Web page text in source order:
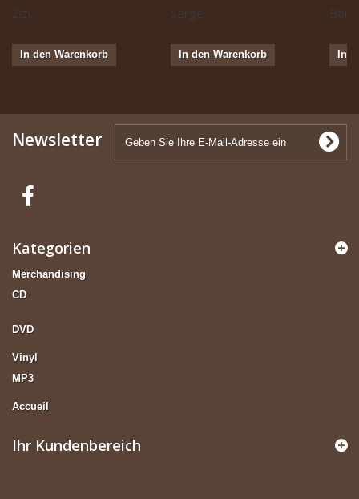
Zizi...
In den Warenkorb
Serge...
In den Warenkorb In
Newsletter
Kategorien
Merchandising
CD
DVD
Vinyl
MP3
Accueil
Ihr Kundenbereich